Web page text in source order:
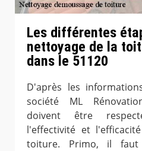
Les différentes
nettoyage de la
dans le 51120
D'après les
société ML
doivent être
l'effectivité et
toiture. Primo, il faut